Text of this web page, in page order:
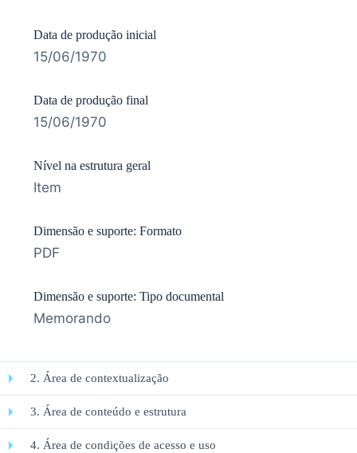
Data de produção inicial
15/06/1970
Data de produção final
15/06/1970
Nível na estrutura geral
Item
Dimensão e suporte: Formato
PDF
Dimensão e suporte: Tipo documental
Memorando
2. Área de contextualização
3. Área de conteúdo e estrutura
4. Área de condições de acesso e uso